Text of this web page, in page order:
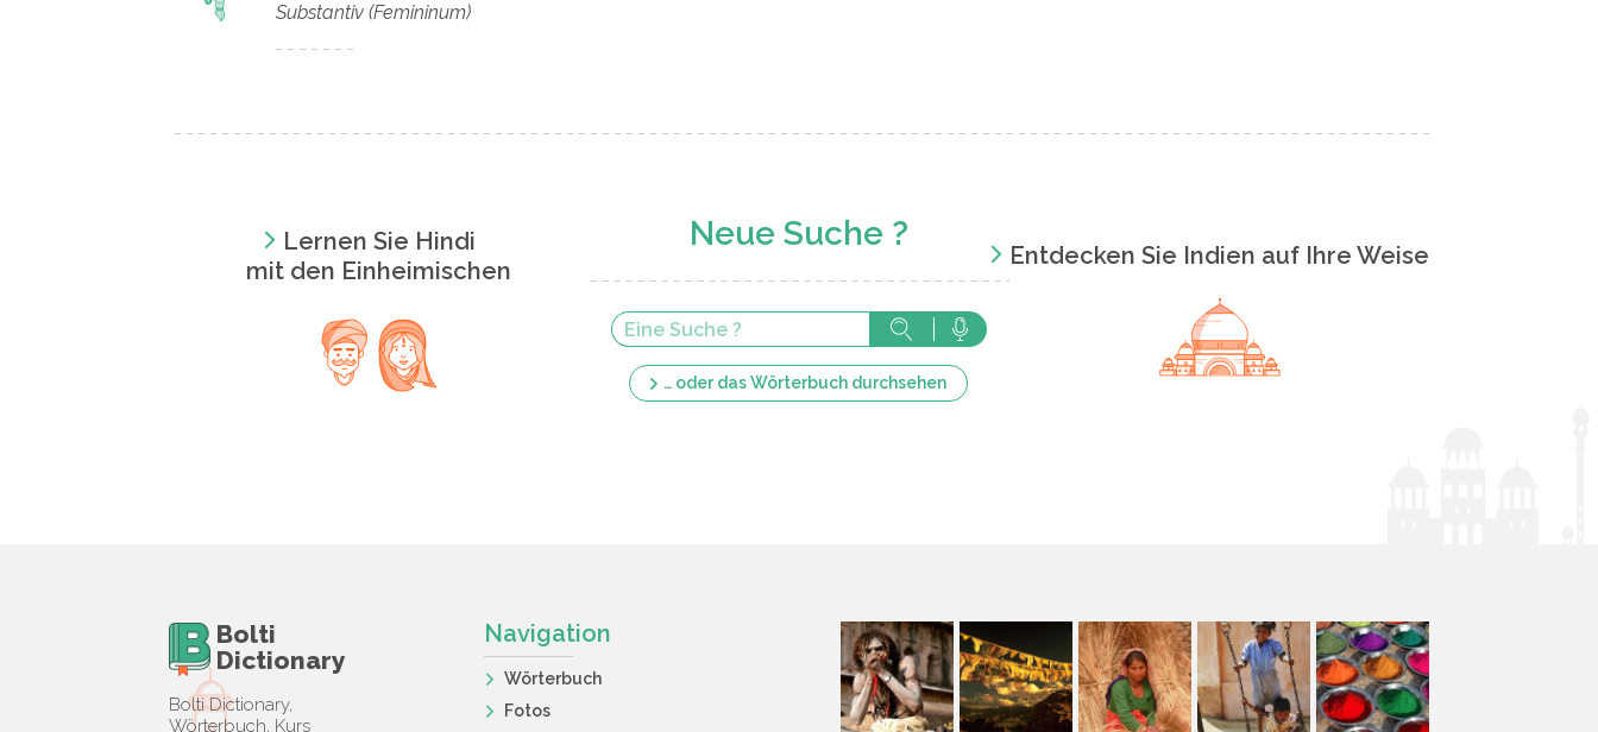
Substantiv (Femininum)
Lernen Sie Hindi
mit den Einheimischen
Neue Suche ?
… oder das Wörterbuch durchsehen
Entdecken Sie Indien auf Ihre Weise
Bolti
Dictionary
Bolti Dictionary,
Wörterbuch, Kurs
Navigation
Wörterbuch
Fotos